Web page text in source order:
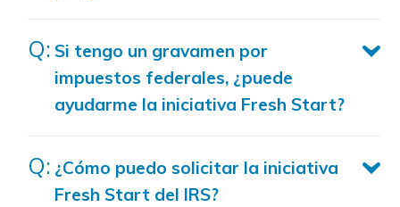
Si tengo un gravamen por
impuestos federales, ¿puede
ayudarme la iniciativa Fresh Start?
¿Cómo puedo solicitar la iniciativa
Fresh Start del IRS?